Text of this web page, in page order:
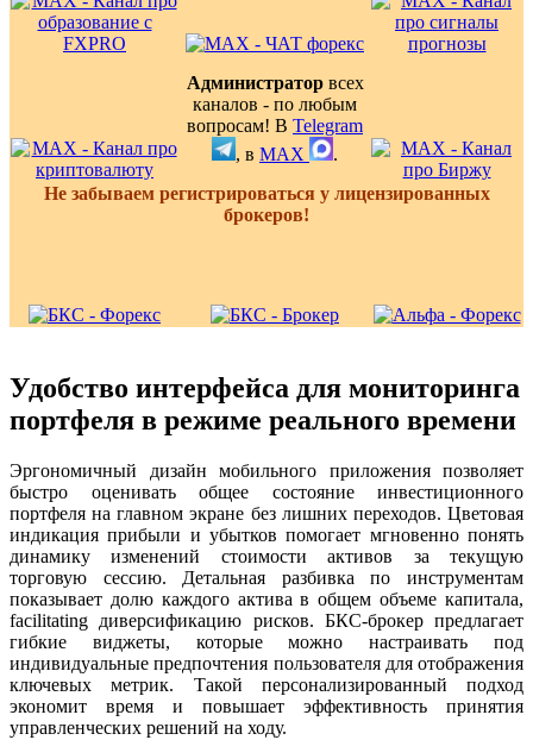
Администраторвсех
каналов - по любым
вопросам! В Telegram
, в MAX
.
Не забываем регистрироваться у лицензированных
брокеров!
Удобство интерфейса для мониторинга
портфеля в режиме реального времени
Эргономичный дизайн мобильного приложения позволяет
быстро оценивать общее состояние инвестиционного
портфеля на главном экране без лишних переходов. Цветовая
индикация прибыли и убытков помогает мгновенно понять
динамику изменений стоимости активов за текущую
торговую сессию. Детальная разбивка по инструментам
показывает долю каждого актива в общем объеме капитала,
facilitating диверсификацию рисков. БКС-брокер предлагает
гибкие виджеты, которые можно настраивать под
индивидуальные предпочтения пользователя для отображения
ключевых метрик. Такой персонализированный подход
экономит время и повышает эффективность принятия
управленческих решений на ходу.